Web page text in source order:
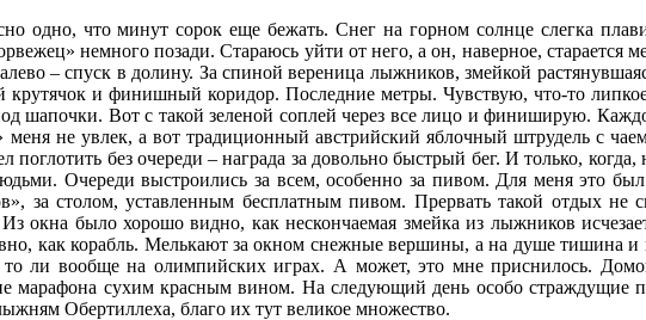
одно, что минут сорок еще бежать. Снег на горном солнце слегка
немного позади. Стараюсь уйти от него, а он, наверное, старается
– спуск в долину. За спиной вереница лыжников, змейкой
крутячок и финишный коридор. Последние метры. Чувствую, что-то
шапочки. Вот с такой зеленой соплей через все лицо и финиширую.
меня не увлек, а вот традиционный австрийский яблочный штрудель с
поглотить без очереди – награда за довольно быстрый бег. И только,
Очереди выстроились за всем, особенно за пивом. Для меня это
за столом, уставленным бесплатным пивом. Прервать такой отдых
окна было хорошо видно, как нескончаемая змейка из лыжников
как корабль. Мелькают за окном снежные вершины, а на душе тишина
ли вообще на олимпийских играх. А может, это мне приснилось.
марафона сухим красным вином. На следующий день особо страждущие
Обертиллеха, благо их тут великое множество.